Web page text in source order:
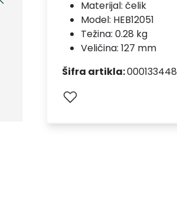
Materijal: čelik
Model: HEB12051
Težina: 0.28 kg
Veličina: 127 mm
Šifra artikla:000133448